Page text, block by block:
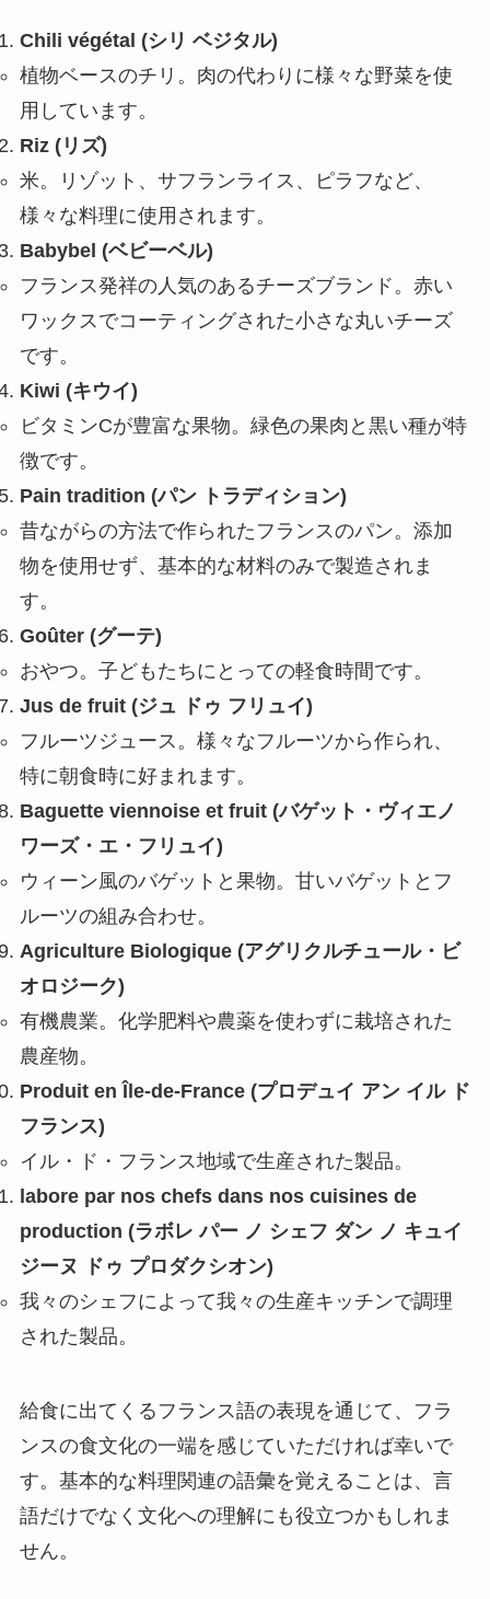
Chili végétal (シリ ベジタル)
植物ベースのチリ。肉の代わりに様々な野菜を使
用しています。
Riz (リズ)
米。リゾット、サフランライス、ピラフなど、
様々な料理に使用されます。
Babybel (ベビーベル)
フランス発祥の人気のあるチーズブランド。赤い
ワックスでコーティングされた小さな丸いチーズ
です。
Kiwi (キウイ)
ビタミンCが豊富な果物。緑色の果肉と黒い種が特
徴です。
Pain tradition (パン トラディション)
昔ながらの方法で作られたフランスのパン。添加
物を使用せず、基本的な材料のみで製造されま
す。
Goûter (グーテ)
おやつ。子どもたちにとっての軽食時間です。
Jus de fruit (ジュ ドゥ フリュイ)
フルーツジュース。様々なフルーツから作られ、
特に朝食時に好まれます。
Baguette viennoise et fruit (バゲット・ヴィエノ
ワーズ・エ・フリュイ)
ウィーン風のバゲットと果物。甘いバゲットとフ
ルーツの組み合わせ。
Agriculture Biologique (アグリクルチュール・ビ
オロジーク)
有機農業。化学肥料や農薬を使わずに栽培された
農産物。
Produit en Île-de-France (プロデュイ アン イル ド
フランス)
イル・ド・フランス地域で生産された製品。
labore par nos chefs dans nos cuisines de
production (ラボレ パー ノ シェフ ダン ノ キュイ
ジーヌ ドゥ プロダクシオン)
我々のシェフによって我々の生産キッチンで調理
された製品。
給食に出てくるフランス語の表現を通じて、フラ
ンスの食文化の一端を感じていただければ幸いで
す。基本的な料理関連の語彙を覚えることは、言
語だけでなく文化への理解にも役立つかもしれま
せん。